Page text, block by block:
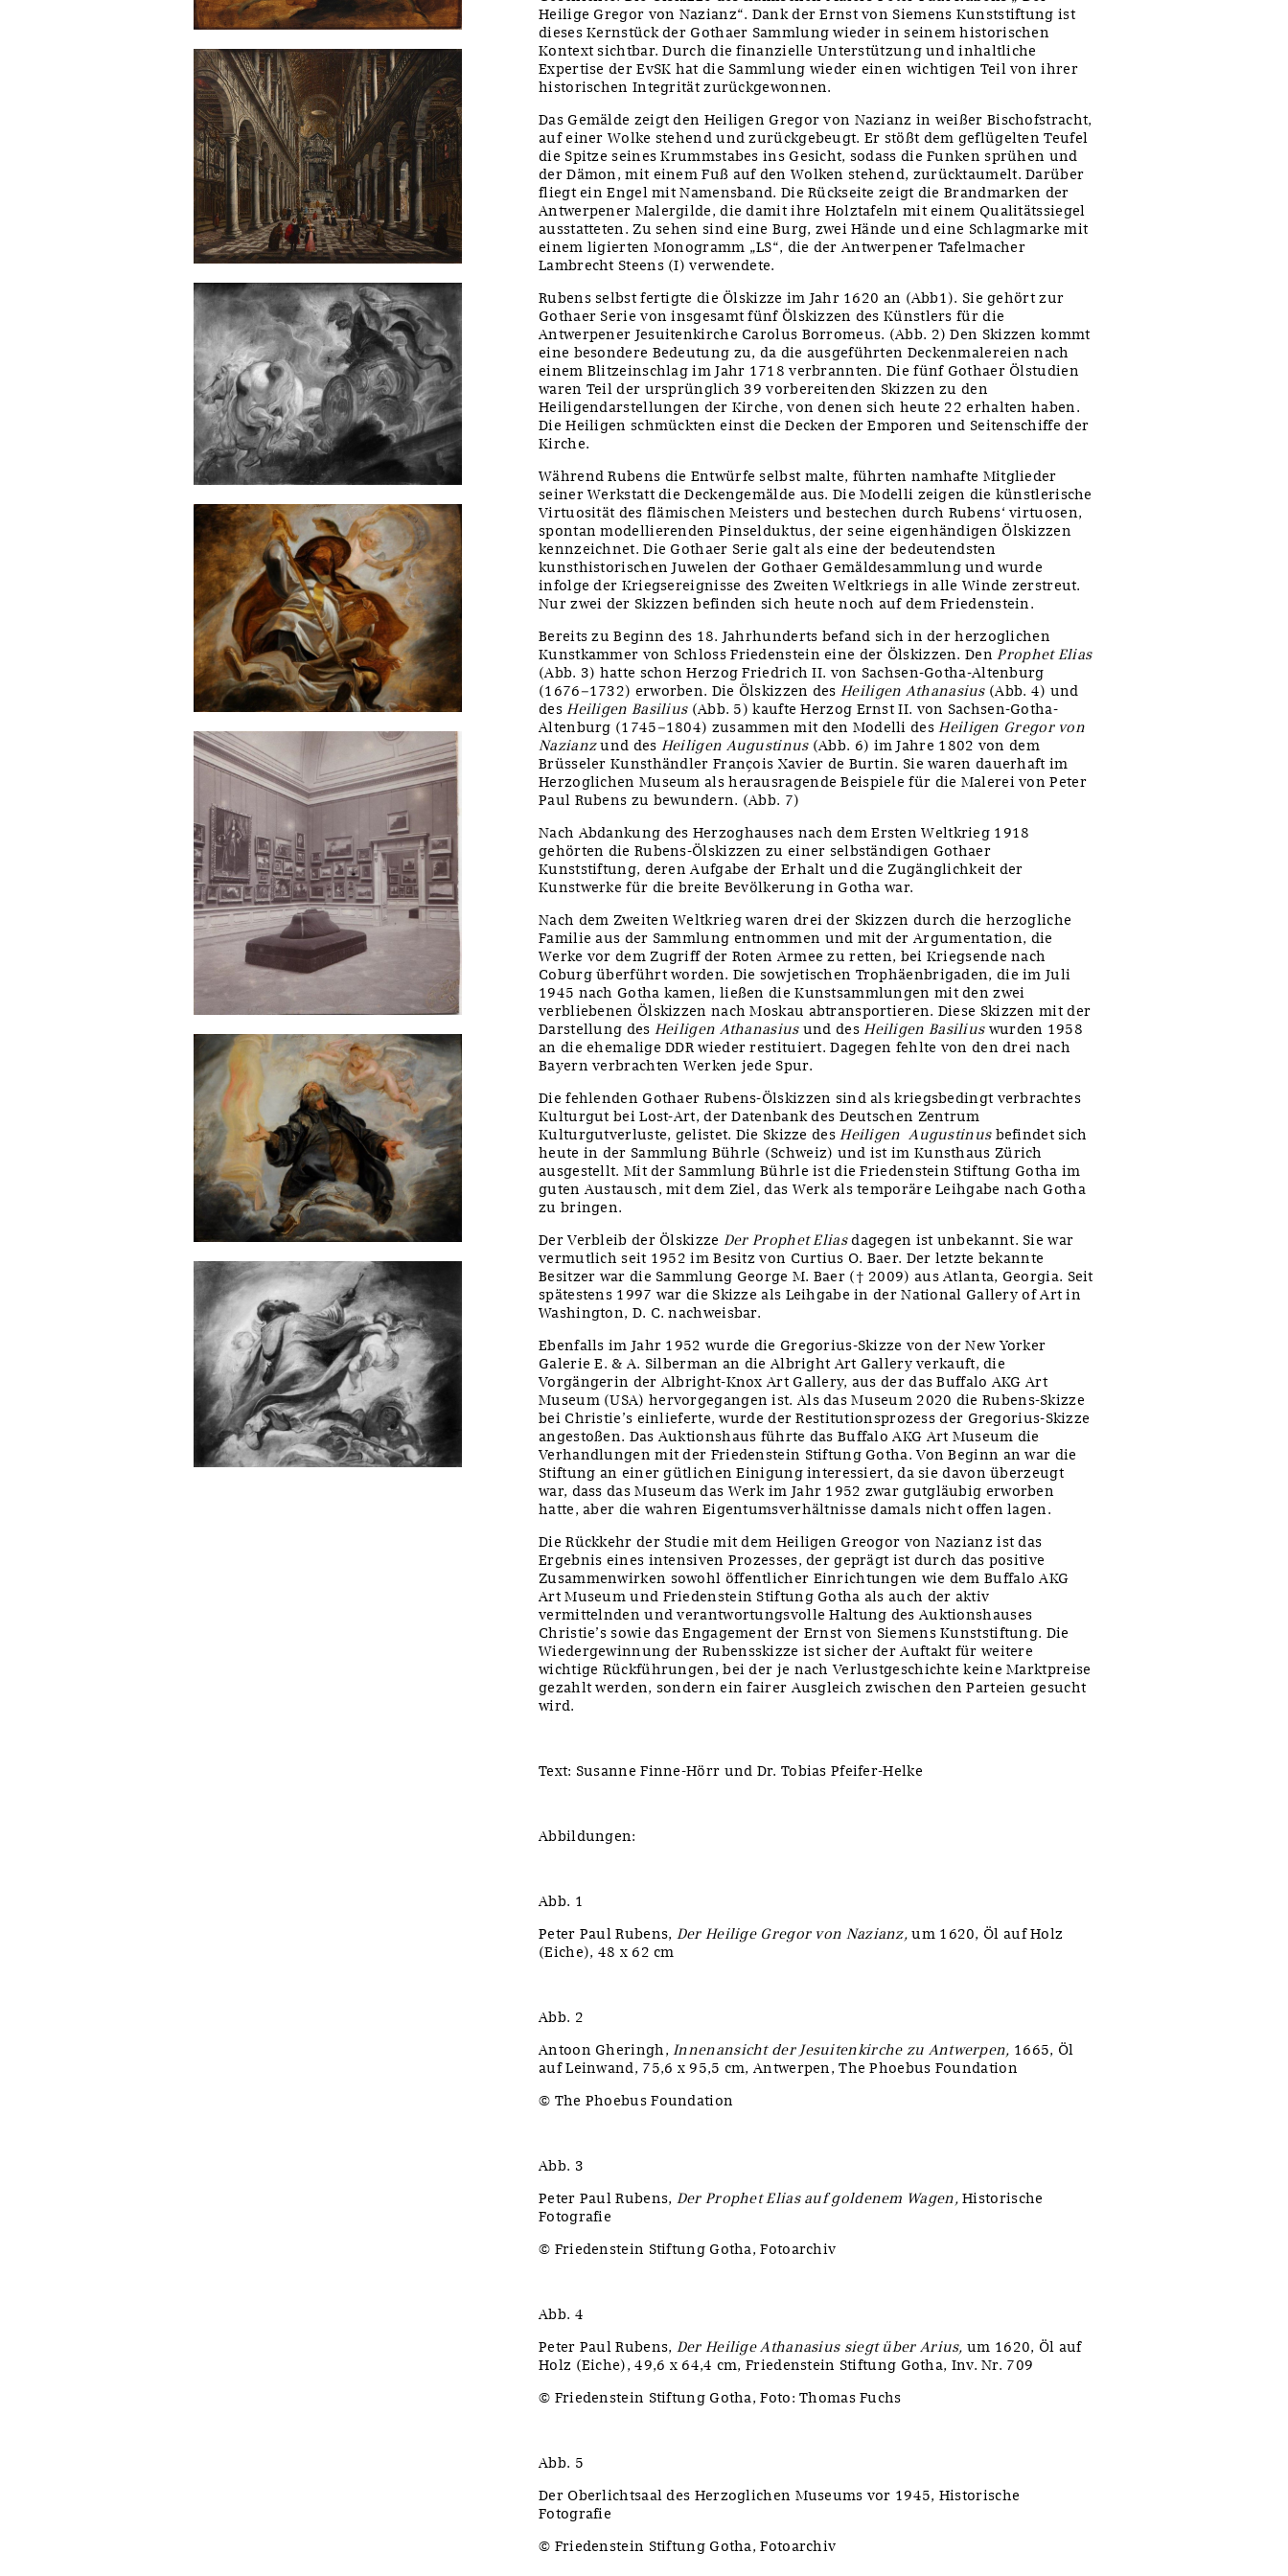
Heilige Gregor von Nazianz“. Dank der Ernst von Siemens Kunststiftung ist
dieses Kernstück der Gothaer Sammlung wieder in seinem historischen
Kontext sichtbar. Durch die finanzielle Unterstützung und inhaltliche
Expertise der EvSK hat die Sammlung wieder einen wichtigen Teil von ihrer
historischen Integrität zurückgewonnen.
Das Gemälde zeigt den Heiligen Gregor von Nazianz in weißer Bischofstracht,
auf einer Wolke stehend und zurückgebeugt. Er stößt dem geflügelten Teufel
die Spitze seines Krummstabes ins Gesicht, sodass die Funken sprühen und
der Dämon, mit einem Fuß auf den Wolken stehend, zurücktaumelt. Darüber
fliegt ein Engel mit Namensband. Die Rückseite zeigt die Brandmarken der
Antwerpener Malergilde, die damit ihre Holztafeln mit einem Qualitätssiegel
ausstatteten. Zu sehen sind eine Burg, zwei Hände und eine Schlagmarke mit
einem ligierten Monogramm „LS“, die der Antwerpener Tafelmacher
Lambrecht Steens (I) verwendete.
Rubens selbst fertigte die Ölskizze im Jahr 1620 an (Abb1). Sie gehört zur
Gothaer Serie von insgesamt fünf Ölskizzen des Künstlers für die
Antwerpener Jesuitenkirche Carolus Borromeus. (Abb. 2) Den Skizzen kommt
eine besondere Bedeutung zu, da die ausgeführten Deckenmalereien nach
einem Blitzeinschlag im Jahr 1718 verbrannten. Die fünf Gothaer Ölstudien
waren Teil der ursprünglich 39 vorbereitenden Skizzen zu den
Heiligendarstellungen der Kirche, von denen sich heute 22 erhalten haben.
Die Heiligen schmückten einst die Decken der Emporen und Seitenschiffe der
Kirche.
Während Rubens die Entwürfe selbst malte, führten namhafte Mitglieder
seiner Werkstatt die Deckengemälde aus. Die Modelli zeigen die künstlerische
Virtuosität des flämischen Meisters und bestechen durch Rubens‘ virtuosen,
spontan modellierenden Pinselduktus, der seine eigenhändigen Ölskizzen
kennzeichnet. Die Gothaer Serie galt als eine der bedeutendsten
kunsthistorischen Juwelen der Gothaer Gemäldesammlung und wurde
infolge der Kriegsereignisse des Zweiten Weltkriegs in alle Winde zerstreut.
Nur zwei der Skizzen befinden sich heute noch auf dem Friedenstein.
Bereits zu Beginn des 18. Jahrhunderts befand sich in der herzoglichen
Kunstkammer von Schloss Friedenstein eine der Ölskizzen. DenProphet Elias
(Abb. 3) hatte schon Herzog Friedrich II. von Sachsen-Gotha-Altenburg
(1676–1732) erworben. Die Ölskizzen des Heiligen Athanasius(Abb. 4) und
desHeiligen Basilius(Abb. 5) kaufte Herzog Ernst II. von Sachsen-Gotha-
Altenburg (1745–1804) zusammen mit den Modelli desHeiligen Gregor von
Nazianzund des Heiligen Augustinus(Abb. 6) im Jahre 1802 von dem
Brüsseler Kunsthändler François Xavier de Burtin. Sie waren dauerhaft im
Herzoglichen Museum als herausragende Beispiele für die Malerei von Peter
Paul Rubens zu bewundern. (Abb. 7)
Nach Abdankung des Herzoghauses nach dem Ersten Weltkrieg 1918
gehörten die Rubens-Ölskizzen zu einer selbständigen Gothaer
Kunststiftung, deren Aufgabe der Erhalt und die Zugänglichkeit der
Kunstwerke für die breite Bevölkerung in Gotha war.
Nach dem Zweiten Weltkrieg waren drei der Skizzen durch die herzogliche
Familie aus der Sammlung entnommen und mit der Argumentation, die
Werke vor dem Zugriff der Roten Armee zu retten, bei Kriegsende nach
Coburg überführt worden. Die sowjetischen Trophäenbrigaden, die im Juli
1945 nach Gotha kamen, ließen die Kunstsammlungen mit den zwei
verbliebenen Ölskizzen nach Moskau abtransportieren. Diese Skizzen mit der
Darstellung des Heiligen Athanasiusund desHeiligen Basiliuswurden 1958
an die ehemalige DDR wieder restituiert. Dagegen fehlte von den drei nach
Bayern verbrachten Werken jede Spur.
Die fehlenden Gothaer Rubens-Ölskizzen sind als kriegsbedingt verbrachtes
Kulturgut bei Lost-Art, der Datenbank des Deutschen Zentrum
Kulturgutverluste, gelistet. Die Skizze desHeiligen Augustinusbefindet sich
heute in der Sammlung Bührle (Schweiz) und ist im Kunsthaus Zürich
ausgestellt. Mit der Sammlung Bührle ist die Friedenstein Stiftung Gotha im
guten Austausch, mit dem Ziel, das Werk als temporäre Leihgabe nach Gotha
zu bringen.
Der Verbleib der Ölskizze Der Prophet Eliasdagegen ist unbekannt. Sie war
vermutlich seit 1952 im Besitz von Curtius O. Baer. Der letzte bekannte
Besitzer war die Sammlung George M. Baer († 2009) aus Atlanta, Georgia. Seit
spätestens 1997 war die Skizze als Leihgabe in der National Gallery of Art in
Washington, D. C. nachweisbar.
Ebenfalls im Jahr 1952 wurde die Gregorius-Skizze von der New Yorker
Galerie E. & A. Silberman an die Albright Art Gallery verkauft, die
Vorgängerin der Albright-Knox Art Gallery, aus der das Buffalo AKG Art
Museum (USA) hervorgegangen ist. Als das Museum 2020 die Rubens-Skizze
bei Christie’s einlieferte, wurde der Restitutionsprozess der Gregorius-Skizze
angestoßen. Das Auktionshaus führte das Buffalo AKG Art Museum die
Verhandlungen mit der Friedenstein Stiftung Gotha. Von Beginn an war die
Stiftung an einer gütlichen Einigung interessiert, da sie davon überzeugt
war, dass das Museum das Werk im Jahr 1952 zwar gutgläubig erworben
hatte, aber die wahren Eigentumsverhältnisse damals nicht offen lagen.
Die Rückkehr der Studie mit dem Heiligen Greogor von Nazianz ist das
Ergebnis eines intensiven Prozesses, der geprägt ist durch das positive
Zusammenwirken sowohl öffentlicher Einrichtungen wie dem Buffalo AKG
Art Museum und Friedenstein Stiftung Gotha als auch der aktiv
vermittelnden und verantwortungsvolle Haltung des Auktionshauses
Christie’s sowie das Engagement der Ernst von Siemens Kunststiftung. Die
Wiedergewinnung der Rubensskizze ist sicher der Auftakt für weitere
wichtige Rückführungen, bei der je nach Verlustgeschichte keine Marktpreise
gezahlt werden, sondern ein fairer Ausgleich zwischen den Parteien gesucht
wird.
Text: Susanne Finne-Hörr und Dr. Tobias Pfeifer-Helke
Abbildungen:
Abb. 1
Peter Paul Rubens, Der Heilige Gregor von Nazianz,um 1620, Öl auf Holz
(Eiche), 48 x 62 cm
Abb. 2
Antoon Gheringh,Innenansicht der Jesuitenkirche zu Antwerpen, 1665, Öl
auf Leinwand, 75,6 x 95,5 cm, Antwerpen, The Phoebus Foundation
© The Phoebus Foundation
Abb. 3
Peter Paul Rubens, Der Prophet Elias auf goldenem Wagen,Historische
Fotografie
© Friedenstein Stiftung Gotha, Fotoarchiv
Abb. 4
Peter Paul Rubens, Der Heilige Athanasius siegt über Arius,um 1620, Öl auf
Holz (Eiche), 49,6 x 64,4 cm, Friedenstein Stiftung Gotha, Inv. Nr. 709
© Friedenstein Stiftung Gotha, Foto: Thomas Fuchs
Abb. 5
Der Oberlichtsaal des Herzoglichen Museums vor 1945, Historische
Fotografie
© Friedenstein Stiftung Gotha, Fotoarchiv